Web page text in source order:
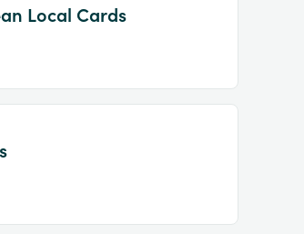
Local Cards